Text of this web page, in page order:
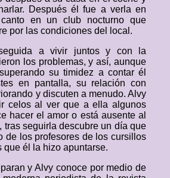
Después él fue a verla en
en un club nocturno que
por las condiciones del local.
a vivir juntos y con la
los problemas, y así, aunque
su timidez a contar él
en pantalla, su relación con
y discuten a menudo. Alvy
celos al ver que a ella algunos
hacer el amor o está ausente al
tras seguirla descubre un día que
de los profesores de los cursillos
que él la hizo apuntarse.
y Alvy conoce por medio de